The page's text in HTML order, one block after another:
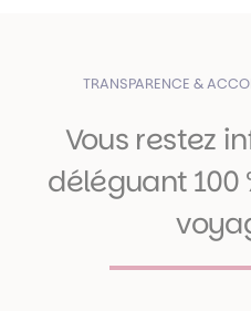
TRANSPARENCE &
Vous restez
déléguant 100